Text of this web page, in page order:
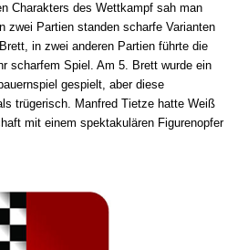
Charakters des Wettkampf sah man
zwei Partien standen scharfe Varianten
in zwei anderen Partien führte die
scharfem Spiel. Am 5. Brett wurde ein
gespielt, aber diese
trügerisch. Manfred Tietze hatte Weiß
mit einem spektakulären Figurenopfer